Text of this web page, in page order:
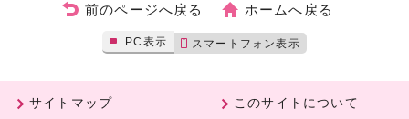
前のページへ戻る ホームへ戻る
PC表示 スマートフォン表示
サイトマップ
このサイトについて